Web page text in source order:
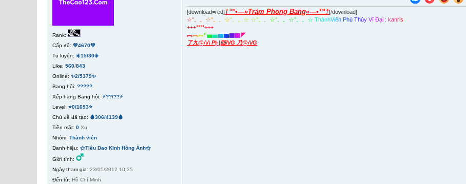
[download=red]†™•—»Trảm Phong Bang«—•™†[/download]
☆° ☆° ☆° ☆ ☆° ☆° ☆° ☆ ThànhViên Phù Thủy Vĩ Đại : kanris
+++****+++
︻︻︻¶▅▅▆▆▇▇◤
了九@/\/\ P|-|回/\/G 乃@/\/G
Rank:
Cấp độ: 💚4670💚
Tu luyện: ☀️15/30☀️
Like: 560/843
Online: ✨2/5379✨
Bang hội: ?????
Xếp hạng Bang hội: ⚡??/??⚡
Level: ⭐0/1693⭐
Chủ đề đã tạo: 🩸306/4139🩸
Tiền mặt: 0 Xu
Nhóm: Thành viên
Danh hiệu: ⚝Tiêu Dao Kinh Hồng Ảnh⚝
Giới tính:
Ngày tham gia: 23/05/2012 10:35
Đến từ: Hồ Chí Minh